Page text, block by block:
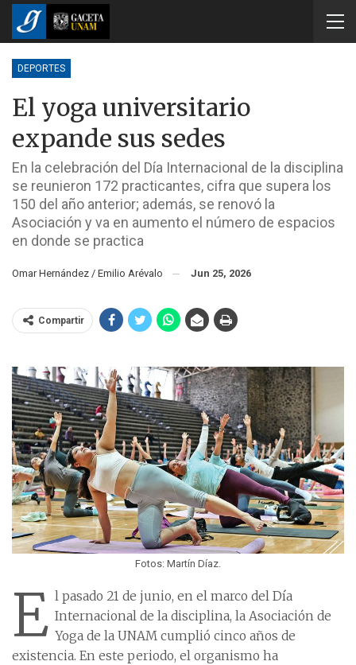
DEPORTES
El yoga universitario
expande sus sedes
En la celebración del Día Internacional de la disciplina
se reunieron 172 practicantes, cifra que supera los
150 del año anterior; además, se renovó la
Asociación y va en aumento el número de espacios
en donde se practica
Omar Hernández / Emilio Arévalo Jun 25, 2026
Compartir
Fotos: Martín Díaz.
E l pasado 21 de junio, en el marco del Día
Internacional de la disciplina, la Asociación de
Yoga de la UNAM cumplió cinco años de
existencia. En este periodo, el organismo ha